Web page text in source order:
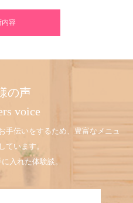
内容
の声
voice
手伝いをするため、豊富なメニュ
ています。
入れた体験談。